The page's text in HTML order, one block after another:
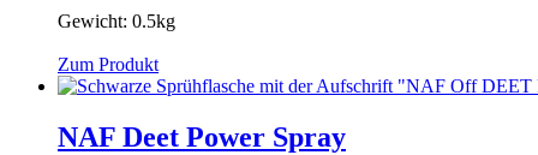
Gewicht: 0.5kg
Zum Produkt
NAF Deet Power Spray